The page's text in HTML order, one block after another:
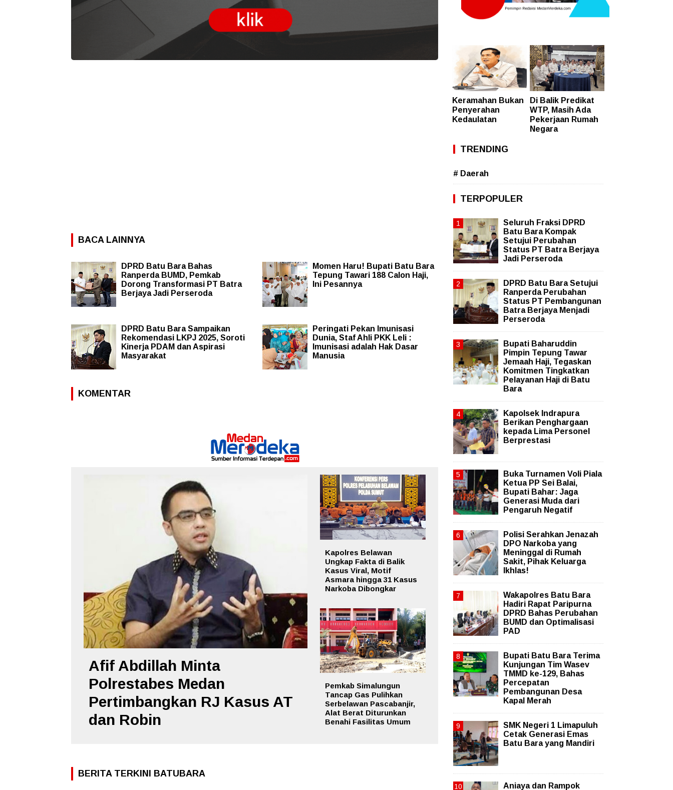
BACA LAINNYA
DPRD Batu Bara Bahas
Ranperda BUMD, Pemkab
Dorong Transformasi PT Batra
Berjaya Jadi Perseroda
Momen Haru! Bupati Batu Bara
Tepung Tawari 188 Calon Haji,
Ini Pesannya
DPRD Batu Bara Sampaikan
Rekomendasi LKPJ 2025, Soroti
Kinerja PDAM dan Aspirasi
Masyarakat
Peringati Pekan Imunisasi
Dunia, Staf Ahli PKK Leli :
Imunisasi adalah Hak Dasar
Manusia
KOMENTAR
Afif Abdillah Minta
Polrestabes Medan
Pertimbangkan RJ Kasus AT
dan Robin
Kapolres Belawan
Ungkap Fakta di Balik
Kasus Viral, Motif
Asmara hingga 31 Kasus
Narkoba Dibongkar
Pemkab Simalungun
Tancap Gas Pulihkan
Serbelawan Pascabanjir,
Alat Berat Diturunkan
Benahi Fasilitas Umum
BERITA TERKINI BATUBARA
Keramahan Bukan
Penyerahan
Kedaulatan
Di Balik Predikat
WTP, Masih Ada
Pekerjaan Rumah
Negara
TRENDING
# Daerah
TERPOPULER
Seluruh Fraksi DPRD
Batu Bara Kompak
Setujui Perubahan
Status PT Batra Berjaya
Jadi Perseroda
DPRD Batu Bara Setujui
Ranperda Perubahan
Status PT Pembangunan
Batra Berjaya Menjadi
Perseroda
Bupati Baharuddin
Pimpin Tepung Tawar
Jemaah Haji, Tegaskan
Komitmen Tingkatkan
Pelayanan Haji di Batu
Bara
Kapolsek Indrapura
Berikan Penghargaan
kepada Lima Personel
Berprestasi
Buka Turnamen Voli Piala
Ketua PP Sei Balai,
Bupati Bahar: Jaga
Generasi Muda dari
Pengaruh Negatif
Polisi Serahkan Jenazah
DPO Narkoba yang
Meninggal di Rumah
Sakit, Pihak Keluarga
Ikhlas!
Wakapolres Batu Bara
Hadiri Rapat Paripurna
DPRD Bahas Perubahan
BUMD dan Optimalisasi
PAD
Bupati Batu Bara Terima
Kunjungan Tim Wasev
TMMD ke-129, Bahas
Percepatan
Pembangunan Desa
Kapal Merah
SMK Negeri 1 Limapuluh
Cetak Generasi Emas
Batu Bara yang Mandiri
Aniaya dan Rampok